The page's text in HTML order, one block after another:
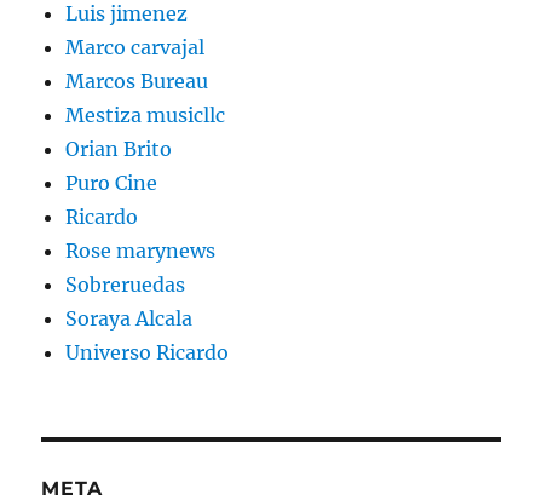
Luis jimenez
Marco carvajal
Marcos Bureau
Mestiza musicllc
Orian Brito
Puro Cine
Ricardo
Rose marynews
Sobreruedas
Soraya Alcala
Universo Ricardo
META